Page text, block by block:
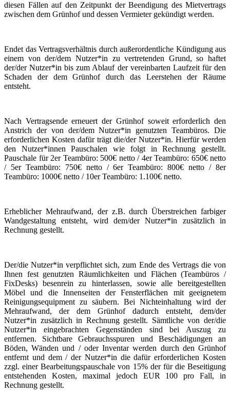
diesen Fällen auf den Zeitpunkt der Beendigung des Mietvertrags
zwischen dem Grünhof und dessen Vermieter gekündigt werden.
Endet das Vertragsverhältnis durch außerordentliche Kündigung aus
einem von der/dem Nutzer*in zu vertretenden Grund, so haftet
der/der Nutzer*in bis zum Ablauf der vereinbarten Laufzeit für den
Schaden der dem Grünhof durch das Leerstehen der Räume
entsteht.
Nach Vertragsende erneuert der Grünhof soweit erforderlich den
Anstrich der von der/dem Nutzer*in genutzten Teambüros. Die
erforderlichen Kosten dafür trägt die/der Nutzer*in. Hierfür werden
den Nutzer*innen Pauschalen wie folgt in Rechnung gestellt.
Pauschale für 2er Teambüro: 500€ netto / 4er Teambüro: 650€ netto
/ 5er Teambüro: 750€ netto / 6er Teambüro: 800€ netto / 8er
Teambüro: 1000€ netto / 10er Teambüro: 1.100€ netto.
Erheblicher Mehraufwand, der z.B. durch Überstreichen farbiger
Wandgestaltung entsteht, wird dem/der Nutzer*in zusätzlich in
Rechnung gestellt.
Der/die Nutzer*in verpflichtet sich, zum Ende des Vertrags die von
Ihnen fest genutzten Räumlichkeiten und Flächen (Teambüros /
FixDesks) besenrein zu hinterlassen, sowie alle bereitgestellten
Möbel und die Innenseiten der Fensterflächen mit geeignetem
Reinigungsequipment zu säubern. Bei Nichteinhaltung wird der
Mehraufwand, der dem Grünhof dadurch entsteht, dem/der
Nutzer*in zusätzlich in Rechnung gestellt. Sämtliche von der/die
Nutzer*in eingebrachten Gegenständen sind bei Auszug zu
entfernen. Sichtbare Gebrauchsspuren und Beschädigungen an
Böden, Wänden und / oder Inventar werden durch den Grünhof
entfernt und dem / der Nutzer*in die dafür erforderlichen Kosten
zzgl. einer Bearbeitungspauschale von 15% der für die Beseitigung
entstehenden Kosten, maximal jedoch EUR 100 pro Fall, in
Rechnung gestellt.